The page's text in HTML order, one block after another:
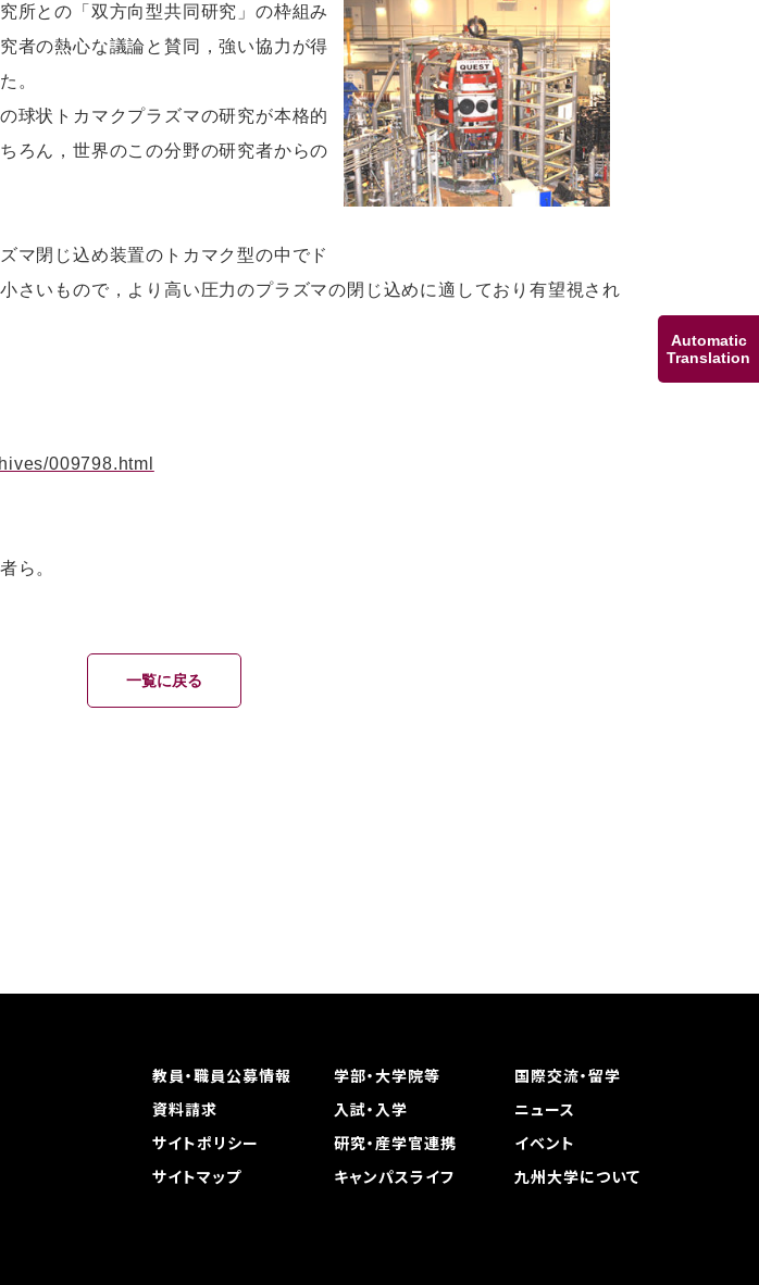
Automatic
Translation
所との「双方向型共同研究」の枠組み
者の熱心な議論と賛同，強い協力が得
。
球状トカマクプラズマの研究が本格的
ろん，世界のこの分野の研究者からの
マ閉じ込め装置のトカマク型の中でド
さいもので，より高い圧力のプラズマの閉じ込めに適しており有望視され
009798.html
ら。
一覧に戻る
教員・職員公募情報 学部・大学院等
国際交流・留学
資料請求
入試・入学
ニュース
サイトポリシー
研究・産学官連携
イベント
サイトマップ
キャンパスライフ 九州大学について